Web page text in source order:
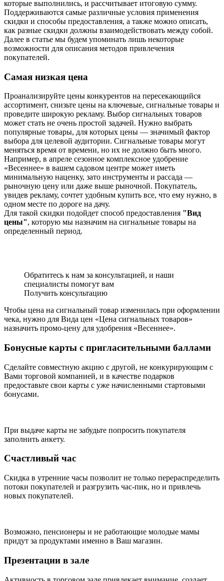
которые выполнились, и рассчитывает итоговую сумму.
Поддерживаются самые различные условия применения
скидки и способы предоставления, а также можно описать,
как разные скидки должны взаимодействовать между собой.
Далее в статье мы будем упоминать лишь некоторые
возможности для описания методов привлечения
покупателей.
Самая низкая цена
Проанализируйте цены конкурентов на пересекающийся
ассортимент, снизьте цены на ключевые, сигнальные товары и
проведите широкую рекламу. Выбор сигнальных товаров
может стать не очень простой задачей. Нужно выбрать
популярные товары, для которых цены — значимый фактор
выбора для целевой аудитории. Сигнальные товары могут
меняться время от времени, но их не должно быть много.
Например, в апреле сезонное комплексное удобрение
«Весеннее» в вашем садовом центре может иметь
минимальную наценку, зато инструменты и рассада —
рыночную цену или даже выше рыночной. Покупатель,
увидев рекламу, сочтет удобным купить все, что ему нужно, в
одном месте по дороге на дачу.
Для такой скидки подойдет способ предоставления "Вид
цены", которую мы назначим на сигнальные товары на
определенный период.
Обратитесь к нам за консультацией, и наши
специалисты помогут вам
Получить консультацию
Чтобы цена на сигнальный товар изменилась при оформлении
чека, нужно для Вида цен «Цена сигнальных товаров»
назначить промо-цену для удобрения «Весеннее».
Бонусные карты с пригласительными баллами
Сделайте совместную акцию с другой, не конкурирующим с
Вами торговой компанией, и в качестве подарков
предоставьте свои карты с уже начисленными стартовыми
бонусами.
При выдаче карты не забудьте попросить покупателя
заполнить анкету.
Счастливый час
Скидка в утренние часы позволит не только перераспределить
потоки покупателей и разгрузить час-пик, но и привлечь
новых покупателей.
Возможно, пенсионеры и не работающие молодые мамы
придут за продуктами именно в Ваш магазин.
Презентации в зале